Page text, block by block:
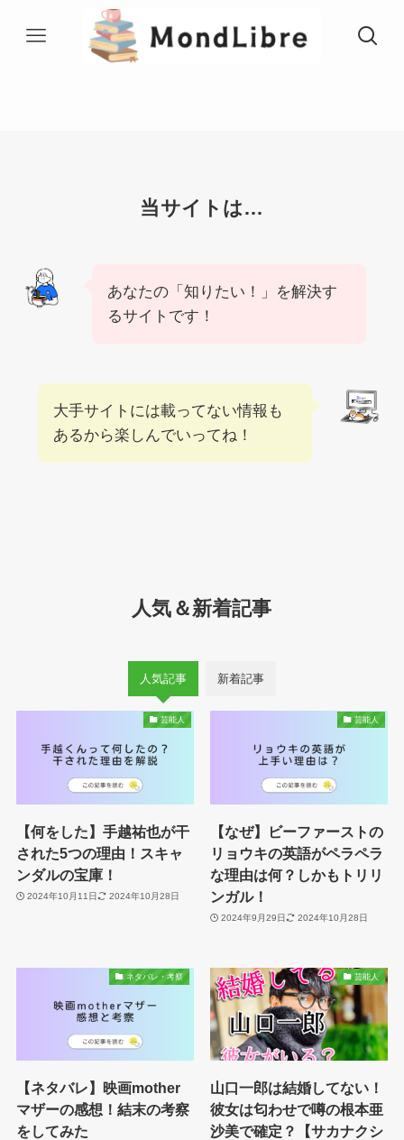
当サイトは…
あなたの「知りたい！」を解決す
るサイトです！
大手サイトには載ってない情報も
あるから楽しんでいってね！
人気＆新着記事
人気記事 新着記事
芸能人
【何をした】手越祐也が干
された5つの理由！スキャ
ンダルの宝庫！
2024年10月11日 2024年10月28日
芸能人
【なぜ】ビーファーストの
リョウキの英語がペラペラ
な理由は何？しかもトリリ
ンガル！
2024年9月29日 2024年10月28日
ネタバレ・考察
【ネタバレ】映画mother
マザーの感想！結末の考察
をしてみた
芸能人
山口一郎は結婚してない！
彼女は匂わせで噂の根本亜
沙美で確定？【サカナクシ